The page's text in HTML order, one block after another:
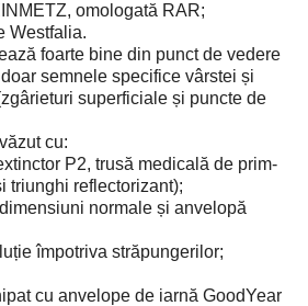
omologată RAR;
Westfalia.
foarte bine din punct de vedere
semnele specifice vârstei și
superficiale și puncte de
cu:
P2, trusă medicală de prim-
triunghi reflectorizant);
normale și anvelopă
împotriva străpungerilor;
cu anvelope de iarnă GoodYear